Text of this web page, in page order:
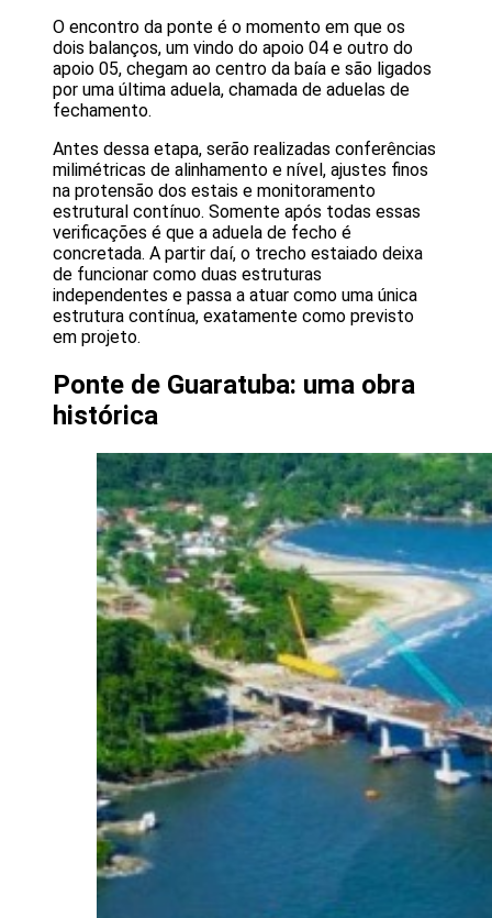
O encontro da ponte é o momento em que os
dois balanços, um vindo do apoio 04 e outro do
apoio 05, chegam ao centro da baía e são ligados
por uma última aduela, chamada de aduelas de
fechamento.
Antes dessa etapa, serão realizadas conferências
milimétricas de alinhamento e nível, ajustes finos
na protensão dos estais e monitoramento
estrutural contínuo. Somente após todas essas
verificações é que a aduela de fecho é
concretada. A partir daí, o trecho estaiado deixa
de funcionar como duas estruturas
independentes e passa a atuar como uma única
estrutura contínua, exatamente como previsto
em projeto.
Ponte de Guaratuba: uma obra
histórica